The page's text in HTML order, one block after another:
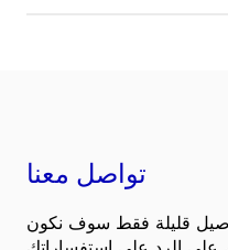
تواصل معنا
قليلة فقط سوف نكون